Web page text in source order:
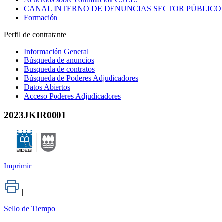
CANAL INTERNO DE DENUNCIAS SECTOR
Formación
Perfil de contratante
Información General
Búsqueda de anuncios
Busqueda de contratos
Búsqueda de Poderes Adjudicadores
Datos Abiertos
Acceso Poderes Adjudicadores
2023JKIR0001
Imprimir
|
Sello de Tiempo